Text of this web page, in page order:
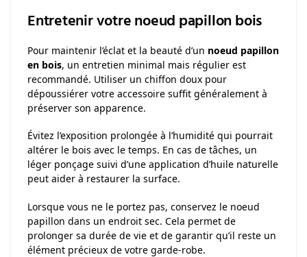
Entretenir votre noeud papillon bois
Pour maintenir l’éclat et la beauté d’un noeud papillon
en bois, un entretien minimal mais régulier est
recommandé. Utiliser un chiffon doux pour
dépoussiérer votre accessoire suffit généralement à
préserver son apparence.
Évitez l’exposition prolongée à l’humidité qui pourrait
altérer le bois avec le temps. En cas de tâches, un
léger ponçage suivi d’une application d’huile naturelle
peut aider à restaurer la surface.
Lorsque vous ne le portez pas, conservez le noeud
papillon dans un endroit sec. Cela permet de
prolonger sa durée de vie et de garantir qu’il reste un
élément précieux de votre garde-robe.